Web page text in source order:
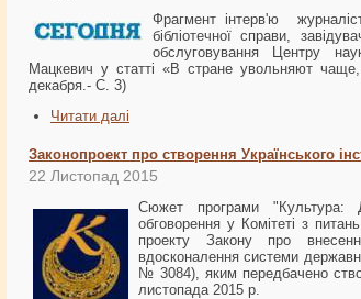
Фрагмент інтерв'ю
бібліотечної справи,
обслуговування Центру
Мацкевич у статті «В стране увольняют
декабря.- С. 3)
Читати далі
Законопроект про створення Українського
22 Листопад 2015
Сюжет програми "Культура:
обговорення у Комітеті з
проекту Закону про
вдосконалення системи
№ 3084), яким передбачено
листопада 2015 р.